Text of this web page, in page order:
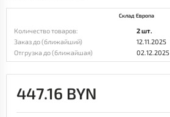
Склад Европа
Количество товаров:
2 шт.
Заказ до (ближайший)
12.11.2025
Отгрузка до (ближайшая)
02.12.2025
447.16 BYN